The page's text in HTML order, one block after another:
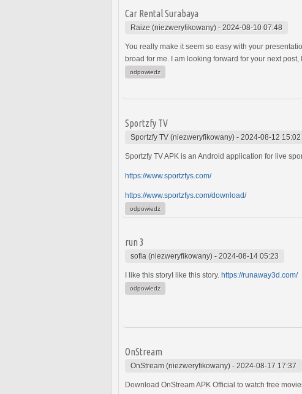
Car Rental Surabaya
Raize (niezweryfikowany) - 2024-08-10 07:48
You really make it seem so easy with your
broad for me. I am looking forward for your next post,
odpowiedz
Sportzfy TV
Sportzfy TV (niezweryfikowany) - 2024-08-12 15:02
Sportzfy TV APK is an Android application for live
https://www.sportzfys.com/
https://www.sportzfys.com/download/
odpowiedz
run 3
sofia (niezweryfikowany) - 2024-08-14 05:23
I like this storyI like this story. https://runaway3d.com/
odpowiedz
OnStream
OnStream (niezweryfikowany) - 2024-08-17 17:37
Download OnStream APK Official to watch free